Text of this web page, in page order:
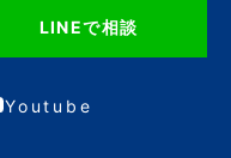
LINEで相談
Youtube